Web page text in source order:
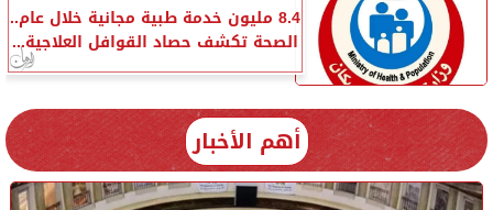
8.4 مليون خدمة طبية مجانية خلال عام..
الصحة تكشف حصاد القوافل العلاجية...
أهم الأخبار